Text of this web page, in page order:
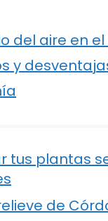
del aire en
y
tus plantas
de